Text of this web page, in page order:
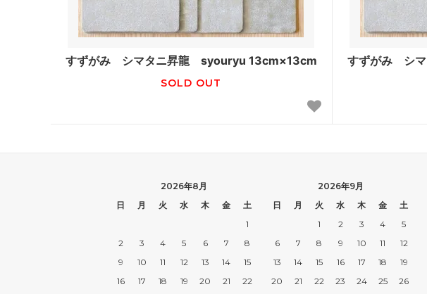
すずがみ シマタニ昇龍 syouryu 13cm×13cm
SOLD OUT
すずがみ シ
2026年8月
日
月 火 水 木 金
土
1
2
3 4 5 6 7
8
9
10 11 12 13 14
15
16
17 18 19 20 21
22
2026年9月
日
月 火 水 木 金
土
1
2 3 4
5
6
7 8 9 10 11
12
13
14 15 16 17 18
19
20
21 22 23 24 25
26